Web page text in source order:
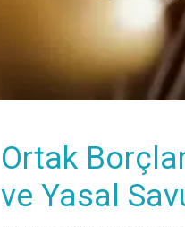
Ortak
ve Yasal